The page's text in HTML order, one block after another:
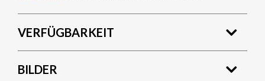
VERFÜGBARKEIT
BILDER